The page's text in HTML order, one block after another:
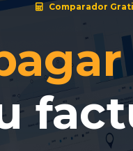
Comparador